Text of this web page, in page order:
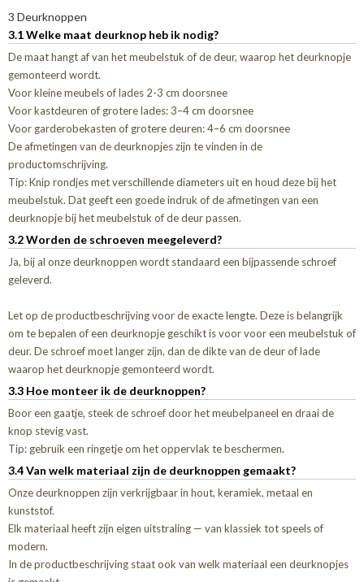
3 Deurknoppen
3.1 Welke maat deurknop heb ik nodig?
De maat hangt af van het meubelstuk of de deur, waarop het deurknopje
gemonteerd wordt.
Voor kleine meubels of lades 2-3 cm doorsnee
Voor kastdeuren of grotere lades: 3–4 cm doorsnee
Voor garderobekasten of grotere deuren: 4–6 cm doorsnee
De afmetingen van de deurknopjes zijn te vinden in de
productomschrijving.
Tip: Knip rondjes met verschillende diameters uit en houd deze bij het
meubelstuk. Dat geeft een goede indruk of de afmetingen van een
deurknopje bij het meubelstuk of de deur passen.
3.2 Worden de schroeven meegeleverd?
Ja, bij al onze deurknoppen wordt standaard een bijpassende schroef
geleverd.
Let op de productbeschrijving voor de exacte lengte. Deze is belangrijk
om te bepalen of een deurknopje geschikt is voor voor een meubelstuk of
deur. De schroef moet langer zijn, dan de dikte van de deur of lade
waarop het deurknopje gemonteerd wordt.
3.3 Hoe monteer ik de deurknoppen?
Boor een gaatje, steek de schroef door het meubelpaneel en draai de
knop stevig vast.
Tip: gebruik een ringetje om het oppervlak te beschermen.
3.4 Van welk materiaal zijn de deurknoppen gemaakt?
Onze deurknoppen zijn verkrijgbaar in hout, keramiek, metaal en
kunststof.
Elk materiaal heeft zijn eigen uitstraling — van klassiek tot speels of
modern.
In de productbeschrijving staat ook van welk materiaal een deurknopjes